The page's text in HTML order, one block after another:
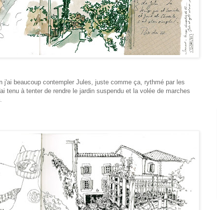
j'ai beaucoup contempler Jules, juste comme ça, rythmé par les
tenu à tenter de rendre le jardin suspendu et la volée de marches